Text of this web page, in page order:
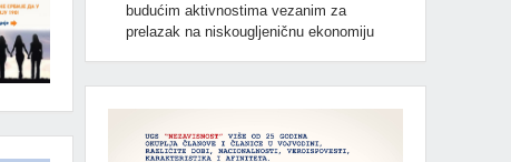
budućim aktivnostima vezanim za
prelazak na niskougljeničnu ekonomiju